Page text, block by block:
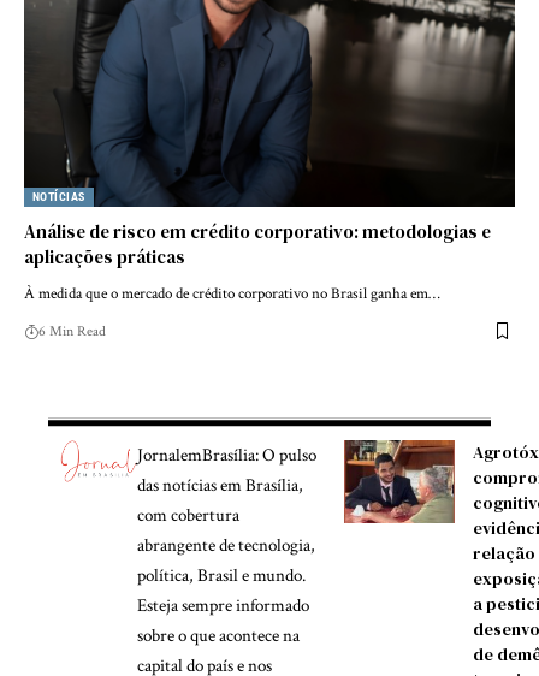
NOTÍCIAS
Análise de risco em crédito corporativo: metodologias e
aplicações práticas
À medida que o mercado de crédito corporativo no Brasil ganha em…
6 Min Read
JornalemBrasília: O pulso
das notícias em Brasília,
com cobertura
abrangente de tecnologia,
política, Brasil e mundo.
Esteja sempre informado
sobre o que acontece na
capital do país e nos
a
de